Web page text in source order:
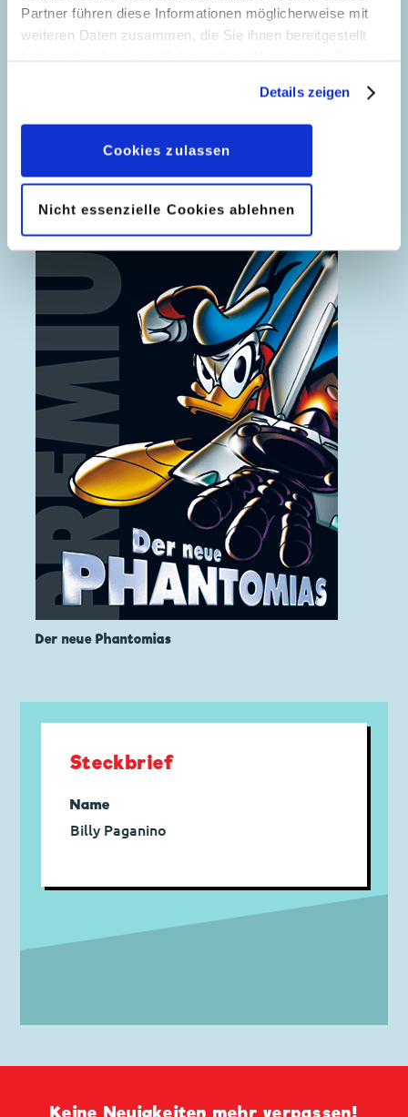
Partner führen diese Informationen möglicherweise mit
weiteren Daten zusammen, die Sie ihnen bereitgestellt
geben, können Sie diese jederzeit in der
Datenschutzerklärungwieder widerrufen.
Details zeigen
Cookies zulassen
Nicht essenzielle Cookies ablehnen
Der neue Phantomias
Steckbrief
Name
Billy Paganino
Keine Neuigkeiten mehr verpassen!